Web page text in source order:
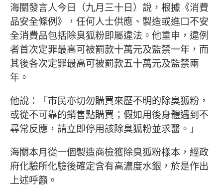
海關發言人今日（九月三十日）說，根據《消費
品安全條例》，任何人士供應、製造或進口不安
全消費品包括除臭狐粉即屬違法。他重申，違例
者首次定罪最高可被罰款十萬元及監禁一年，而
其後各次定罪最高可被罰款五十萬元及監禁兩
年。
他說：「市民亦切勿購買來歷不明的除臭狐粉，
或從不可靠的銷售點購買；假如用後身體遇到不
尋常反應，請立即停用該除臭狐粉並求醫。」
海關本月從一個製造商檢獲除臭狐粉樣本，經政
府化驗所化驗後確定含有高濃度水銀，於是作出
上述呼籲。